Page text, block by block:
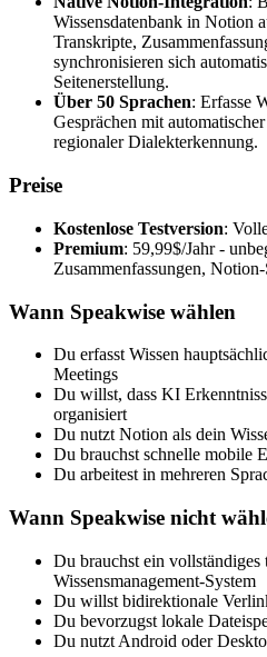
Wissensdatenbank in Notion
Transkripte,
synchronisieren sich
Seitenerstellung.
Über 50 Sprachen: Erfasse
Gesprächen mit
regionaler Dialekterkennung.
Preise
Kostenlose Testversion:
Premium: 59,99$/Jahr -
Zusammenfassungen,
Wann Speakwise wählen
Du erfasst Wissen
Meetings
Du willst, dass KI
organisiert
Du nutzt Notion als dein
Du brauchst schnelle mobile
Du arbeitest in mehreren
Wann Speakwise nicht
Du brauchst ein vollständiges
Wissensmanagement-System
Du willst bidirektionale
Du bevorzugst lokale
Du nutzt Android oder